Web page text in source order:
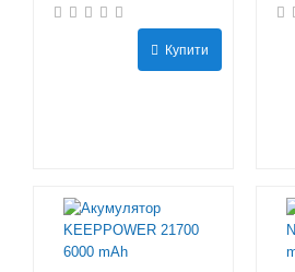
Купити